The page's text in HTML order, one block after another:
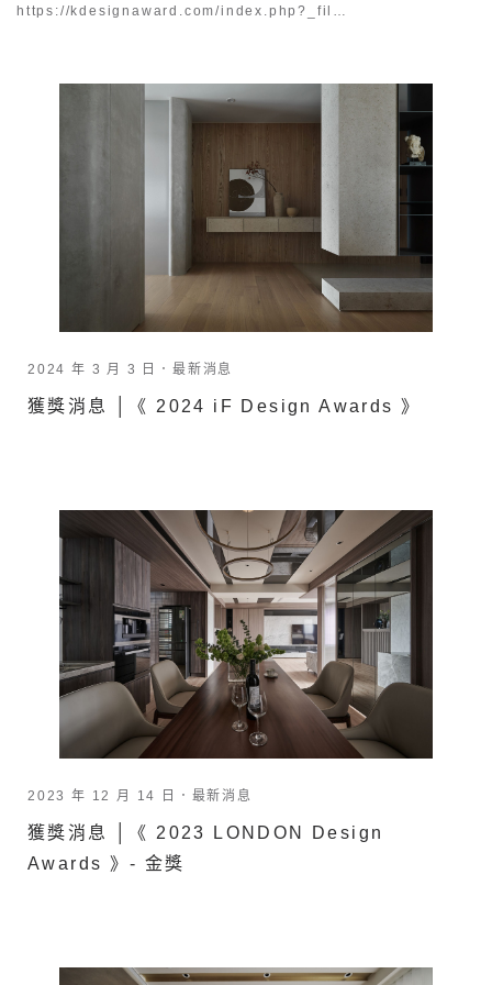
https://kdesignaward.com/index.php?_fil…
2024 年 3 月 3 日． 最新消息
獲獎消息 │《 2024 iF Design Awards 》
2023 年 12 月 14 日． 最新消息
獲獎消息 │《 2023 LONDON Design
Awards 》- 金獎